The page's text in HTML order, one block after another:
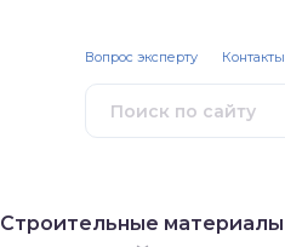
Строительные материалы
Вопрос эксперту Контакты